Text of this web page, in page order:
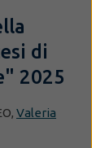
di
2025
Valeria